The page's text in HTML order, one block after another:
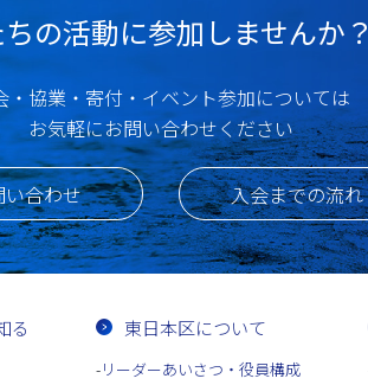
の活動に参加しませんか？
・協業・寄付・イベント参加については
お気軽にお問い合わせください
い合わせ 入会までの流れ
る 東日本区について
リーダーあいさつ・役員構成